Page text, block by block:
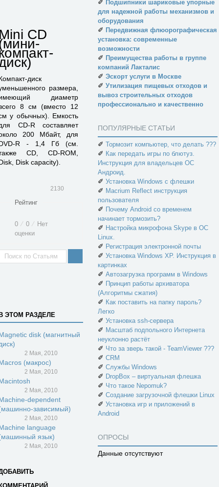
CD
диск
размера,
диаметр
8 см (вместо 12
у обычных). Емкость
CD-R составляет
200 Мбайт, для
R - 1,4 Гб (см.
CD, CD-ROM,
Disk capacity).
2130
Рейтинг
0 ⁄ 0 ⁄ Нет
оценки
ЭТОМ РАЗДЕЛЕ
disk (магнитный
2 Мая, 2010
(макрос)
2 Мая, 2010
2 Мая, 2010
dependent
зависимый)
2 Мая, 2010
language
язык)
2 Мая, 2010
✐ Подшипники шариковые упорные
для надежной работы механизмов и
оборудования
✐ Передвижная флюорографическая
установка: современные
возможности
✐ Преимущества работы в группе
компаний Лакталис
✐ Эскорт услуги в Москве
✐ Утилизация пищевых отходов и
вывоз строительных отходов
профессионально и качественно
ПОПУЛЯРНЫЕ СТАТЬИ
✐ Тормозит компьютер, что делать ???
✐ Как передать игры по блютуз.
Инструкция для владельцев ОС
Андроид.
✐ Установка Windows с флешки
✐ Macrium Reflect инструкция
пользователя
✐ Почему Android со временем
начинает тормозить?
✐ Настройка микрофона Skype в ОС
Linux.
✐ Регистрация электронной почты
✐ Установка Windows XP. Инструкция в
картинках
✐ Автозагрузка программ в Windows
✐ Принцип работы архиватора
(Алгоритмы сжатия)
✐ Как поставить на папку пароль?
Легко
✐ Установка ssh-сервера
✐ Масштаб подпольного Интернета
неуклонно растёт
✐ Что за зверь такой - TeamViewer ???
✐ CRM
✐ Службы Windows
✐ DropBox – виртуальная флешка
✐ Что такое Nepomuk?
✐ Создание загрузочной флешки Linux
✐ Установка игр и приложений в
Android
ОПРОСЫ
Данные отсутствуют